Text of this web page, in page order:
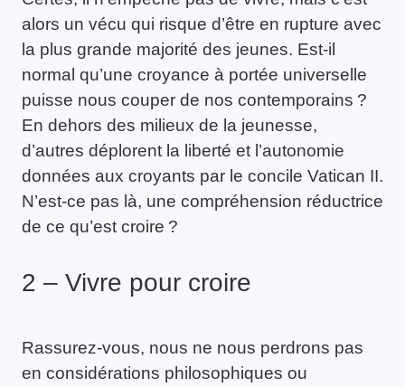
alors un vécu qui risque d’être en rupture avec
la plus grande majorité des jeunes. Est-il
normal qu’une croyance à portée universelle
puisse nous couper de nos contemporains ?
En dehors des milieux de la jeunesse,
d’autres déplorent la liberté et l’autonomie
données aux croyants par le concile Vatican II.
N’est-ce pas là, une compréhension réductrice
de ce qu’est croire ?
2 – Vivre pour croire
Rassurez-vous, nous ne nous perdrons pas
en considérations philosophiques ou